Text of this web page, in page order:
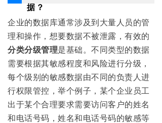
据？
企业的数据库通常涉及到大量人员的管
理和操作，想要数据不被泄露，有效的
分类分级管理是基础。 不同类型的数据
需要根据其敏感程度和风险进行分级，
每个级别的敏感数据由不同的负责人进
行权限管控，举个例子，某个企业员工
出于某个合理要求需要访问客户的姓名
和电话号码，姓名和电话号码的敏感等